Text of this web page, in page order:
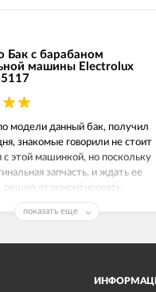
Бак с барабаном
машины Electrolux
модели данный бак, получил
знакомые говорили не стоит
с этой машинкой, но поскольку
запчасть, и ждать ее
решил отремонтировать,
работает как часы.
показать еще